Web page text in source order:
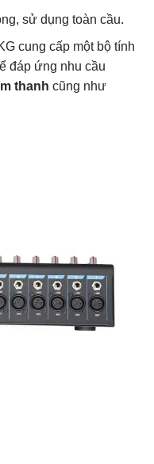
sử dụng toàn cầu.
cung cấp một bộ tính
đáp ứng nhu cầu
thanh cũng như